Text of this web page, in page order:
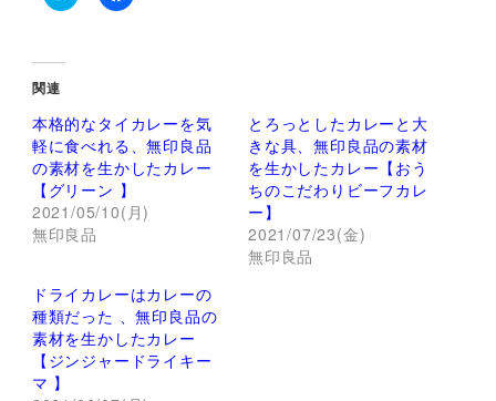
ク
し
て
T
i
t
t
e
r
で
共
有
(
ウ
ィ
ン
ド
ウ
で
開
F
で
共
有
す
る
に
は
て
く
だ
さ
い
(
関連
本格的なタイカレーを気
軽に食べれる、無印良品
の素材を生かしたカレー
【グリーン 】
2021/05/10(月)
無印良品
とろっとしたカレーと大
きな具、無印良品の素材
を生かしたカレー【おう
ちのこだわりビーフカレ
ー】
2021/07/23(金)
無印良品
ドライカレーはカレーの
種類だった 、無印良品の
素材を生かしたカレー
【ジンジャードライキー
マ 】